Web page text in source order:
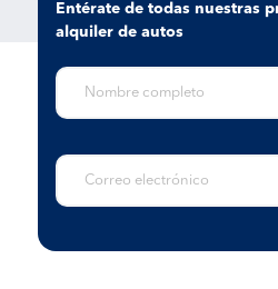
Entérate de todas nuestras
alquiler de autos